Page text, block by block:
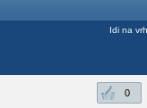
Idi na vrh
0